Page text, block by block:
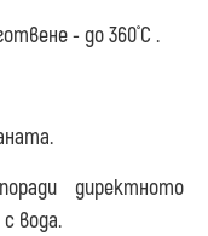
- до 360˚C .
директното
вода.